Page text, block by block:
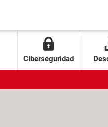
Ciberseguridad